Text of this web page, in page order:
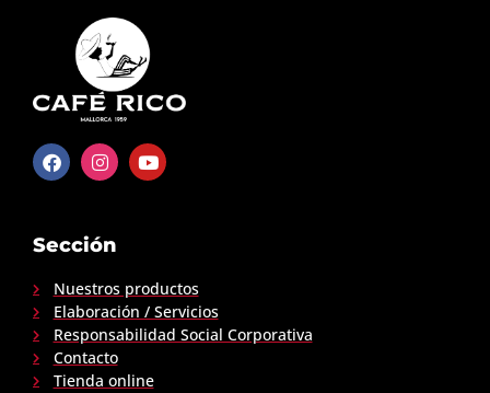
Sección
Nuestros productos
Elaboración / Servicios
Responsabilidad Social Corporativa
Contacto
Tienda online